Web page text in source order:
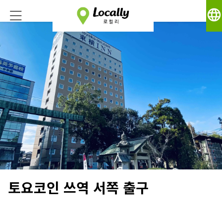
language
토요코인 쓰역 서쪽 출구